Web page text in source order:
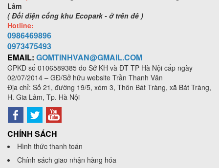
Lâm
( Đối diện cổng khu Ecopark - ở trên đê )
Hotline:
0986469896
0973475493
EMAIL: GOMTINHVAN@GMAIL.COM
GPKD số 0106589385 do Sở KH và ĐT TP Hà Nội cấp ngày
02/07/2014 – GĐ/Sở hữu website Trần Thanh Vân
Địa chỉ: Số 21, đường 19/5, xóm 3, Thôn Bát Tràng, xã Bát Tràng,
H. Gia Lâm, Tp. Hà Nội
CHÍNH SÁCH
Hình thức thanh toán
Chính sách giao nhận hàng hóa